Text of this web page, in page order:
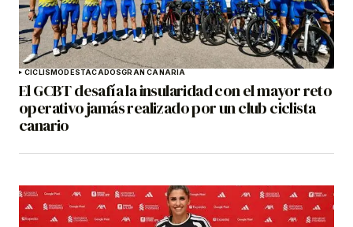
CICLISMODESTACADOSGRAN CANARIA
El GCBT desafía la insularidad con el mayor reto
operativo jamás realizado por un club ciclista
canario